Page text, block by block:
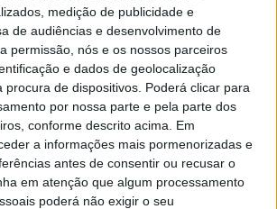
medição de publicidade e
de audiências e desenvolvimento de
permissão, nós e os nossos parceiros
e dados de geolocalização
procura de dispositivos. Poderá clicar para
por nossa parte e pela parte dos
conforme descrito acima. Em
a informações mais pormenorizadas e
antes de consentir ou recusar o
em atenção que algum processamento
poderá não exigir o seu
e Poster Mostra:
de arte a céu aberto,
o Parque das Nações, a arte
invadir as ruas de Lisboa. Os
Poster Mostra já começaram - e